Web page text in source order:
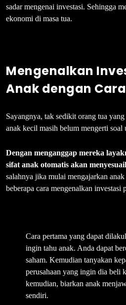
sadar mengenai investasi. Sehingga
ekonomi di masa tua.
Mengenalkan
Anak dengan
Sayangnya, tak sedikit orang tua
anak kecil masih belum mengerti soal
Dengan menganggap mereka
sifat anak otomatis akan
salahnya jika mulai mengajarkan
beberapa cara mengenalkan investasi
Cara pertama yang dapat
ingin tahu anak. Anda dapat
saham. Kemudian tanyakan
perusahaan yang ingin dia beli
kemudian, biarkan anak
sendiri.